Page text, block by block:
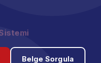
Yönetim